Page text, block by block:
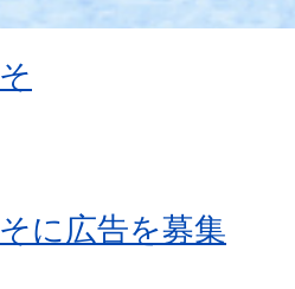
に広告を募集